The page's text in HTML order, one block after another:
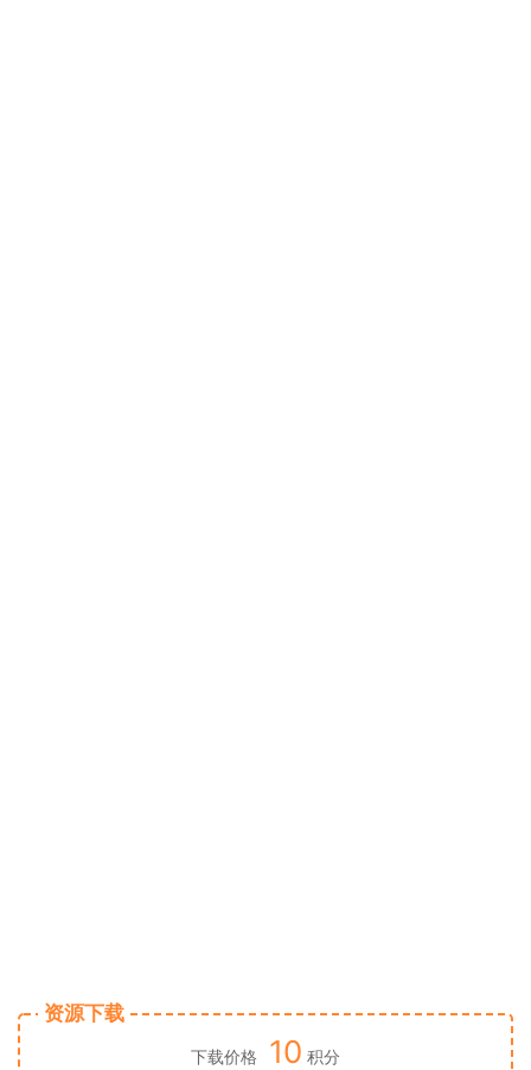
资源下载
下载价格 10 积分